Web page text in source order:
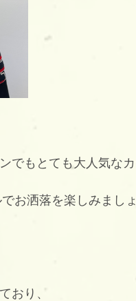
でもとても大人気なカ
お洒落を楽しみましょ
おり、